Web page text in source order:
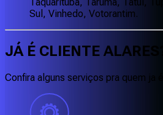
Sul, Vinhedo, Votorantim.
JÁ É CLIENTE ALARES
Confira alguns serviços pra quem ja